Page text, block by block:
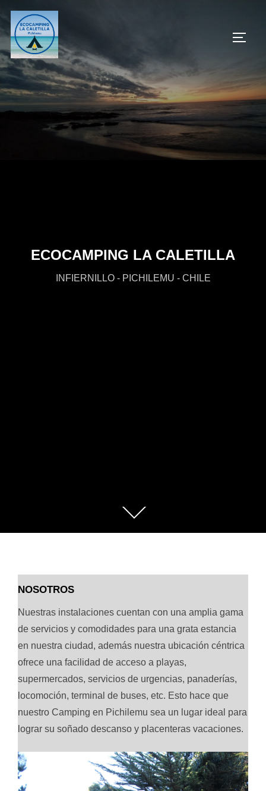
contenido
ECOCAMPING LA CALETILLA
INFIERNILLO - PICHILEMU - CHILE
Scroll
abajo
NOSOTROS
Nuestras instalaciones cuentan con una amplia gama
de servicios y comodidades para una grata estancia
en nuestra ciudad, además nuestra ubicación céntrica
ofrece una facilidad de acceso a playas,
supermercados, servicios de urgencias, panaderías,
locomoción, terminal de buses, etc. Esto hace que
nuestro Camping en Pichilemu sea un lugar ideal para
lograr su soñado descanso y placenteras vacaciones.